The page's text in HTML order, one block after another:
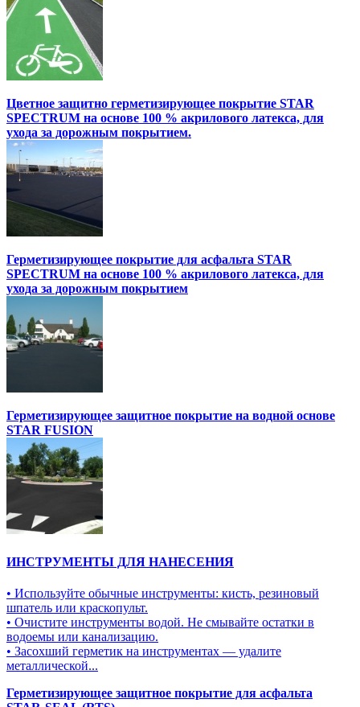
Цветное защитно герметизирующее покрытие STAR
SPECTRUM на основе 100 % акрилового латекса, для
ухода за дорожным покрытием.
Герметизирующее покрытие для асфальта STAR
SPECTRUM на основе 100 % акрилового латекса, для
ухода за дорожным покрытием
Герметизирующее защитное покрытие на водной основе
STAR FUSION
ИНСТРУМЕНТЫ ДЛЯ НАНЕСЕНИЯ
• Используйте обычные инструменты: кисть, резиновый
шпатель или краскопульт.
• Очистите инструменты водой. Не смывайте остатки в
водоемы или канализацию.
• Засохший герметик на инструментах — удалите
металлической...
Герметизирующее защитное покрытие для асфальта